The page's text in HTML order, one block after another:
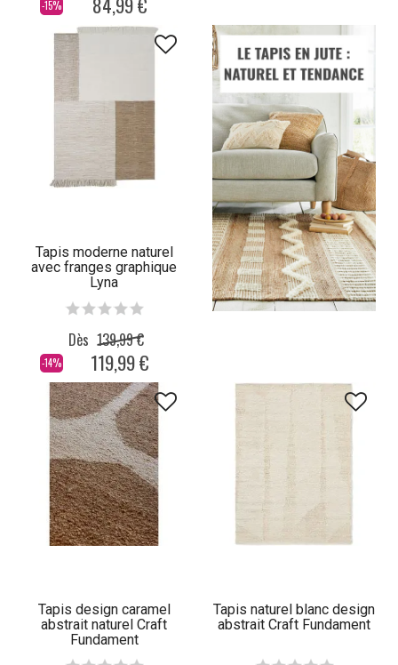
-15%
Tapis moderne naturel
avec franges graphique
Lyna
-14%
Dès 139,99 €
119,99 €
Tapis design caramel
abstrait naturel Craft
Fundament
Tapis naturel blanc design
abstrait Craft Fundament